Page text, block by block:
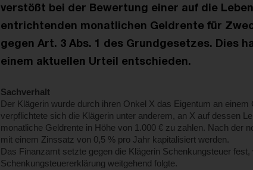
verstößt bei der Bewertung einer auf die
entrichtenden monatlichen Geldrente für
gegen Art. 3 Abs. 1 des Grundgesetzes. Dies
einem aktuellen Urteil entschieden.
Sachverhalt
Der Klägerin wurde durch ihren Onkel X das Eigentum an
verpflichtete sich die Klägerin unter anderem, an X auf dessen
monatliche Geldrente in Höhe von 1.000 € zu zahlen. Nach der
mit einem Zinssatz von 0,5 % pro Jahr kapitalisiert werden.
Das Finanzamt setzte gegen die Klägerin Schenkungsteuer
Schenkungsteuererklärung weitgehend folgte.